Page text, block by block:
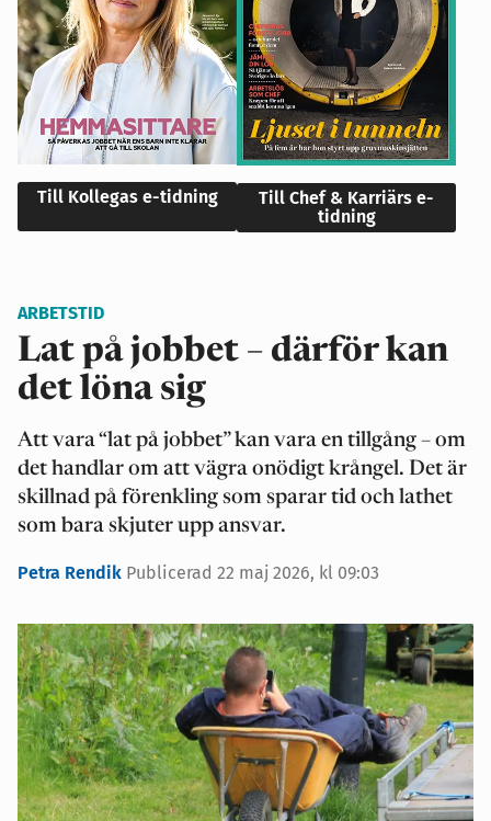
Till Kollegas e-tidning
Till Chef & Karriärs e-
tidning
ARBETSTID
Lat på jobbet – därför kan
det löna sig
Att vara “lat på jobbet” kan vara en tillgång – om
det handlar om att vägra onödigt krångel. Det är
skillnad på förenkling som sparar tid och lathet
som bara skjuter upp ansvar.
Petra Rendik Publicerad 22 maj 2026, kl 09:03